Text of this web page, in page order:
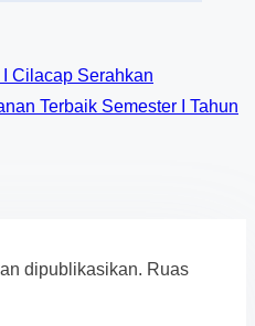
Cilacap Serahkan
Terbaik Semester I Tahun
dipublikasikan. Ruas